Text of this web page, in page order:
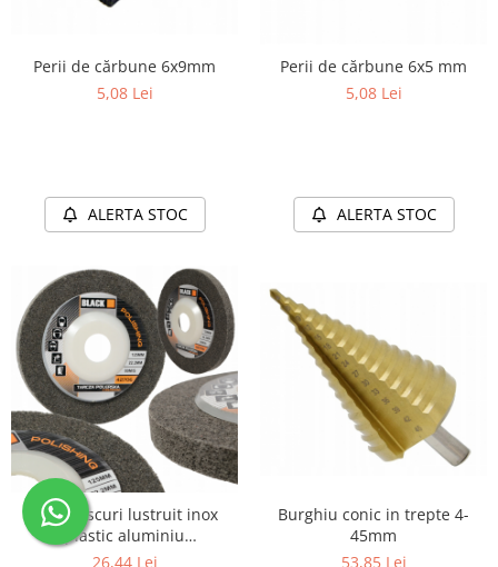
Perii de cărbune 6x9mm
5,08 Lei
ALERTA STOC
Perii de cărbune 6x5 mm
5,08 Lei
ALERTA STOC
Set 5 discuri lustruit inox
plastic aluminiu
125x22.2x12mm
26,44 Lei
Burghiu conic in trepte 4-
45mm
53,85 Lei